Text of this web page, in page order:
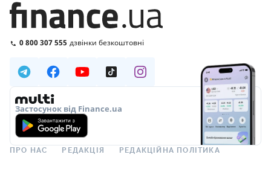
0 800 307 555 дзвінки безкоштовні
Застосунок від Finance.ua
ПРО НАС РЕДАКЦІЯ РЕДАКЦІЙНА ПОЛІТИКА